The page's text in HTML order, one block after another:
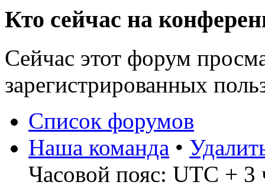
Кто сейчас на
Сейчас этот форум
зарегистрированных
Список форумов
Наша команда •
Часовой пояс: UTC + 3